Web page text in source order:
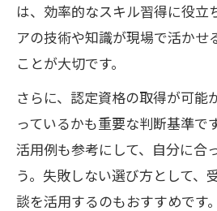
は、効率的なスキル習得に役立
アの技術や知識が現場で活かせ
ことが大切です。
さらに、認定資格の取得が可能
っているかも重要な判断基準で
活用例も参考にして、自分に合
う。失敗しない選び方として、
談を活用するのもおすすめです。